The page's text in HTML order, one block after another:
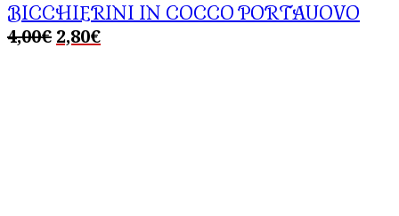
BICCHIERINI IN COCCO PORTAUOVO
4,00€ Il
2,80€Il